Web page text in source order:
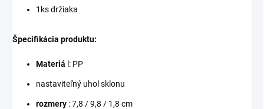
1ks držiaka
Špecifikácia produktu:
Materiá l: PP
nastaviteľný uhol sklonu
rozmery : 7,8 / 9,8 / 1,8 cm